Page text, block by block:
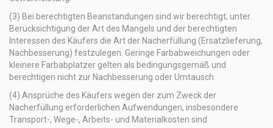
(3) Bei berechtigten Beanstandungen sind wir berechtigt, unter
Berücksichtigung der Art des Mangels und der berechtigten
Interessen des Käufers die Art der Nacherfüllung (Ersatzlieferung,
Nachbesserung) festzulegen. Geringe Farbabweichungen oder
kleinere Farbabplatzer gelten als bedingungsgemäß und
berechtigen nicht zur Nachbesserung oder Umtausch.
(4) Ansprüche des Käufers wegen der zum Zweck der
Nacherfüllung erforderlichen Aufwendungen, insbesondere
Transport-, Wege-, Arbeits- und Materialkosten sind